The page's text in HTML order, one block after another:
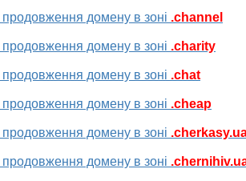
продовження домену в зоні .channel
продовження домену в зоні .charity
продовження домену в зоні .chat
продовження домену в зоні .cheap
продовження домену в зоні
продовження домену в зоні